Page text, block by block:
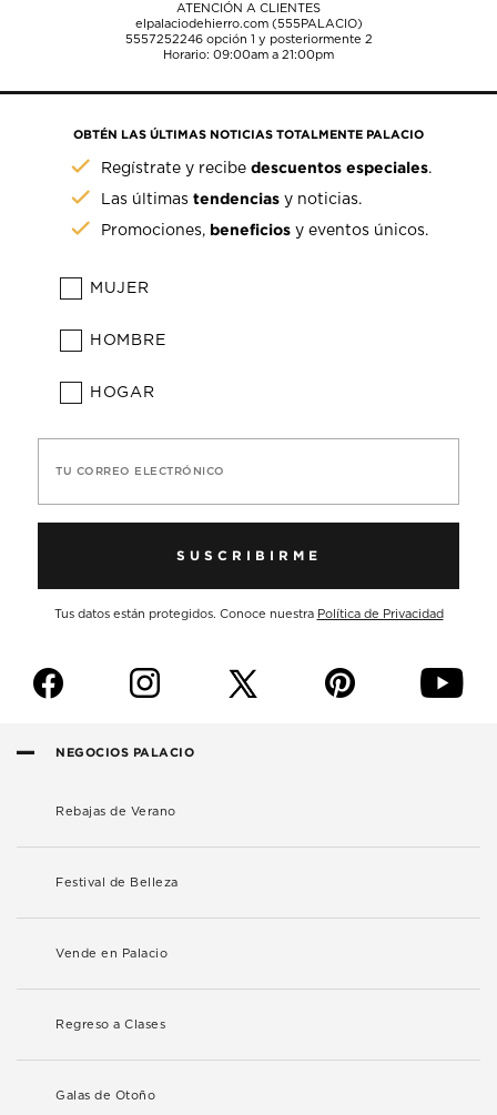
ATENCIÓN A CLIENTES
elpalaciodehierro.com (555PALACIO)
5557252246opción 1 y posteriormente 2
Horario: 09:00am a 21:00pm
OBTÉN LAS ÚLTIMAS NOTICIAS TOTALMENTE PALACIO
Regístrate y recibedescuentos especiales.
Las últimastendencias y noticias.
Promociones, beneficios y eventos únicos.
MUJER
HOMBRE
HOGAR
TU CORREO ELECTRÓNICO
SUSCRIBIRME
Tus datos están protegidos. Conoce nuestra Política de Privacidad
f i p y
NEGOCIOS PALACIO
Rebajas de Verano
Festival de Belleza
Vende en Palacio
Regreso a Clases
Galas de Otoño